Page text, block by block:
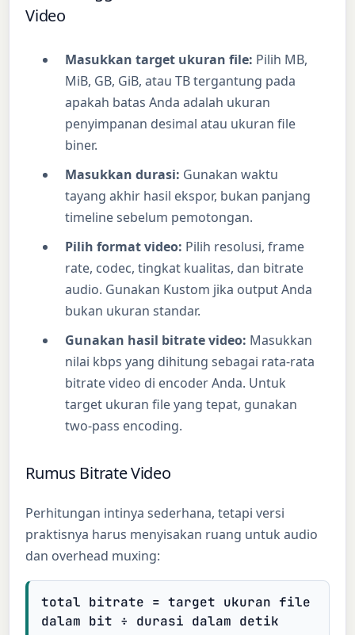
Video
Masukkan target ukuran file: Pilih MB,
MiB, GB, GiB, atau TB tergantung pada
apakah batas Anda adalah ukuran
penyimpanan desimal atau ukuran file
biner.
Masukkan durasi: Gunakan waktu
tayang akhir hasil ekspor, bukan panjang
timeline sebelum pemotongan.
Pilih format video: Pilih resolusi, frame
rate, codec, tingkat kualitas, dan bitrate
audio. Gunakan Kustom jika output Anda
bukan ukuran standar.
Gunakan hasil bitrate video: Masukkan
nilai kbps yang dihitung sebagai rata-rata
bitrate video di encoder Anda. Untuk
target ukuran file yang tepat, gunakan
two-pass encoding.
Rumus Bitrate Video
Perhitungan intinya sederhana, tetapi versi
praktisnya harus menyisakan ruang untuk audio
dan overhead muxing:
total bitrate = target ukuran file
dalam bit ÷ durasi dalam detik